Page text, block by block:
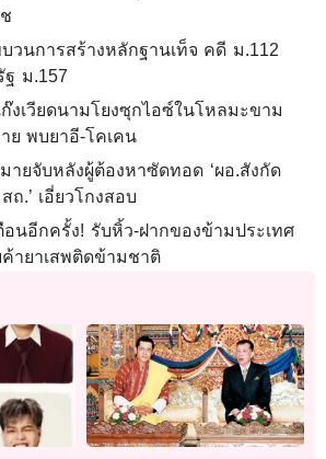
บวนการสร้างหลักฐานเท็จ คดี ม.112
ฐ ม.157
งเวียดนามโยงซุกไอซ์ในโหลมะขาม
ย พบยาอี-โคเคน
ายจับหลังผู้ต้องหาซัดทอด ‘ผอ.สังกัด
ถ.’ เอี่ยวโกงสอบ
อนอีกครั้ง! รับหิ้ว-ฝากของข้ามประเทศ
ค้ายาเสพติดข้ามชาติ